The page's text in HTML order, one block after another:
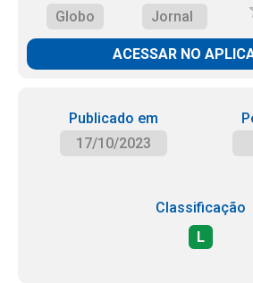
Globo
Jornal
ACESSAR NO
Publicado em
17/10/2023
Classificação
L